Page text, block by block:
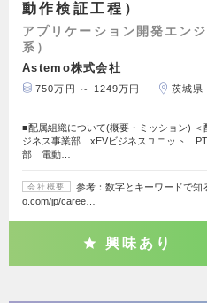
動作検証工程）
アプリケーション開発エン
系）
Astemo株式会社
750万円 ～ 1249万円 茨城県
■配属組織について(概要・ミッション) ＜
ジネス事業部 xEVビジネスユニット
部 電動…
会社概要
参考：数字とキーワードで
o.com/jp/caree…
興味あり